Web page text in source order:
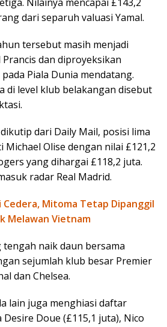
Nilainya mencapai £143,2
dari separuh valuasi Yamal.
tersebut masih menjadi
dan diproyeksikan
Piala Dunia mendatang.
di level klub belakangan disebut
dari Daily Mail, posisi lima
Olise dengan nilai £121,2
yang dihargai £118,2 juta.
radar Real Madrid.
Cedera, Mitoma Tetap Dipanggil
Melawan Vietnam
tengah naik daun bersama
sejumlah klub besar Premier
dan Chelsea.
lain juga menghiasi daftar
Doue (£115,1 juta), Nico